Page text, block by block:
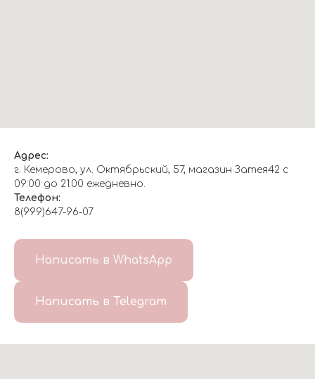
Адрес:
г. Кемерово, ул. Октябрьский, 57, магазин Затея42 с
09:00 до 21:00 ежедневно.
Телефон:
8(999)647-96-07
Написать в WhatsApp
Написать в Telegram